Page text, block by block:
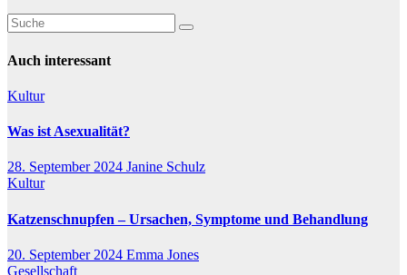
Auch interessant
Kultur
Was ist Asexualität?
28. September 2024 Janine Schulz
Kultur
Katzenschnupfen – Ursachen, Symptome und Behandlung
20. September 2024 Emma Jones
Gesellschaft